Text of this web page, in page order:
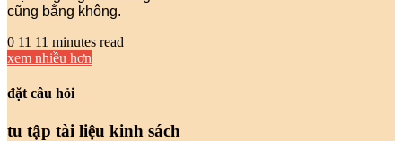
cũng bằng không.
0 11 11 minutes read
xem nhiều hơn
đặt câu hỏi
tu tập tài liệu kinh sách